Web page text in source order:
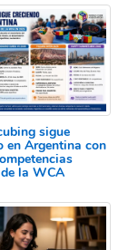
sigue
en Argentina con
la WCA